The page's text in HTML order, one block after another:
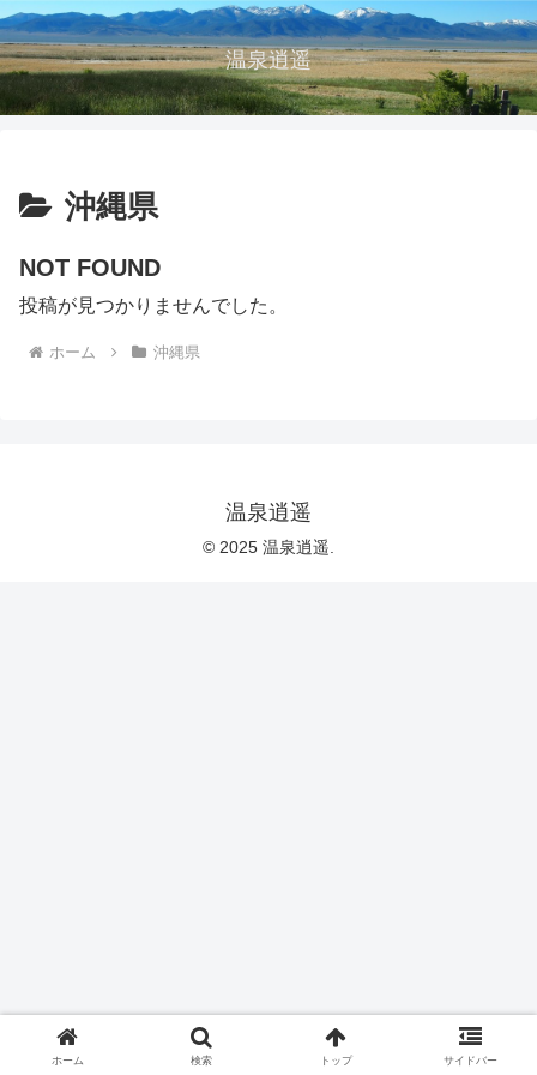
温泉逍遥
沖縄県
NOT FOUND
投稿が見つかりませんでした。
ホーム 沖縄県
温泉逍遥
© 2025 温泉逍遥.
ホーム 検索 トップ サイドバー